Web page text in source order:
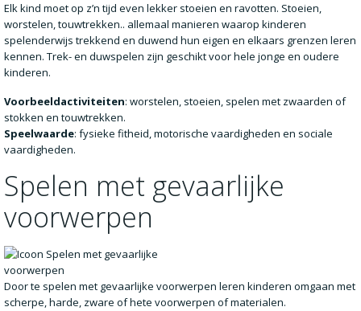
Elk kind moet op z’n tijd even lekker stoeien en ravotten. Stoeien,
worstelen, touwtrekken.. allemaal manieren waarop kinderen
spelenderwijs trekkend en duwend hun eigen en elkaars grenzen leren
kennen. Trek- en duwspelen zijn geschikt voor hele jonge en oudere
kinderen.
Voorbeeldactiviteiten: worstelen, stoeien, spelen met zwaarden of
stokken en touwtrekken.
Speelwaarde: fysieke fitheid, motorische vaardigheden en sociale
vaardigheden.
Spelen met gevaarlijke
voorwerpen
Door te spelen met gevaarlijke voorwerpen leren kinderen omgaan met
scherpe, harde, zware of hete voorwerpen of materialen.